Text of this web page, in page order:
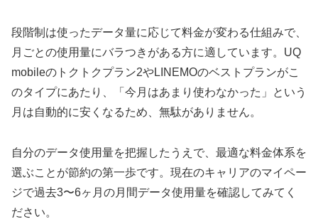
段階制は使ったデータ量に応じて料金が変わる仕組みで、
月ごとの使用量にバラつきがある方に適しています。UQ
mobileのトクトクプラン2やLINEMOのベストプランがこ
のタイプにあたり、「今月はあまり使わなかった」という
月は自動的に安くなるため、無駄がありません。
自分のデータ使用量を把握したうえで、最適な料金体系を
選ぶことが節約の第一歩です。現在のキャリアのマイペー
ジで過去3〜6ヶ月の月間データ使用量を確認してみてく
ださい。